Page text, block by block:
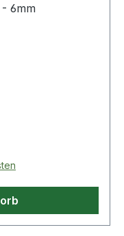
6mm